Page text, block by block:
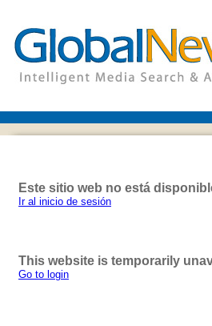
Este sitio web no está
Ir al inicio de sesión
This website is temporarily
Go to login